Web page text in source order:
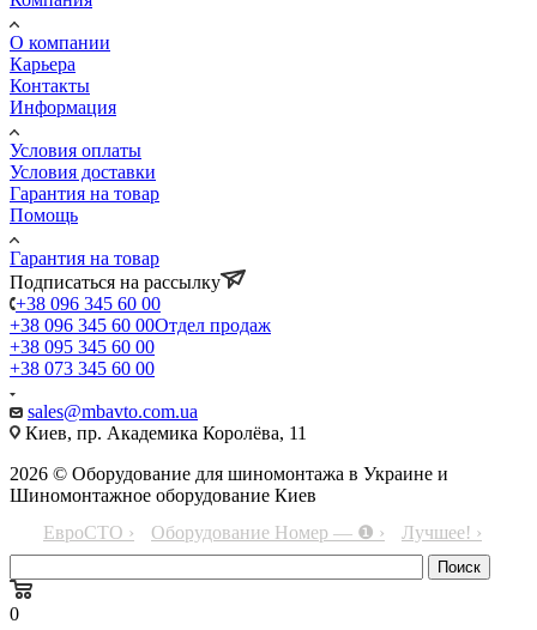
О компании
Карьера
Контакты
Информация
Условия оплаты
Условия доставки
Гарантия на товар
Помощь
Гарантия на товар
Подписаться на рассылку
+38 096 345 60 00
+38 096 345 60 00Отдел продаж
+38 095 345 60 00
+38 073 345 60 00
sales@mbavto.com.ua
Киев, пр. Академика Королёва, 11
2026 © Оборудование для шиномонтажа в Украине и
Шиномонтажное оборудование Киев
ЕвроСТО ›
Оборудование Номер — ❶ › Лучшее! ›
0